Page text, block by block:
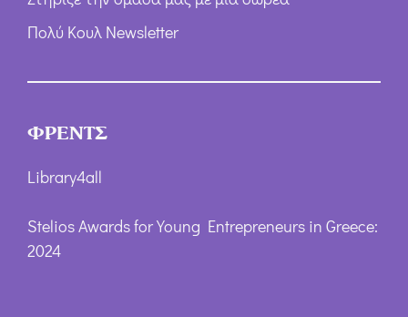
Πολύ Κουλ Newsletter
ΦΡΕΝΤΣ
Library4all
Stelios Awards for Young Entrepreneurs in Greece:
2024